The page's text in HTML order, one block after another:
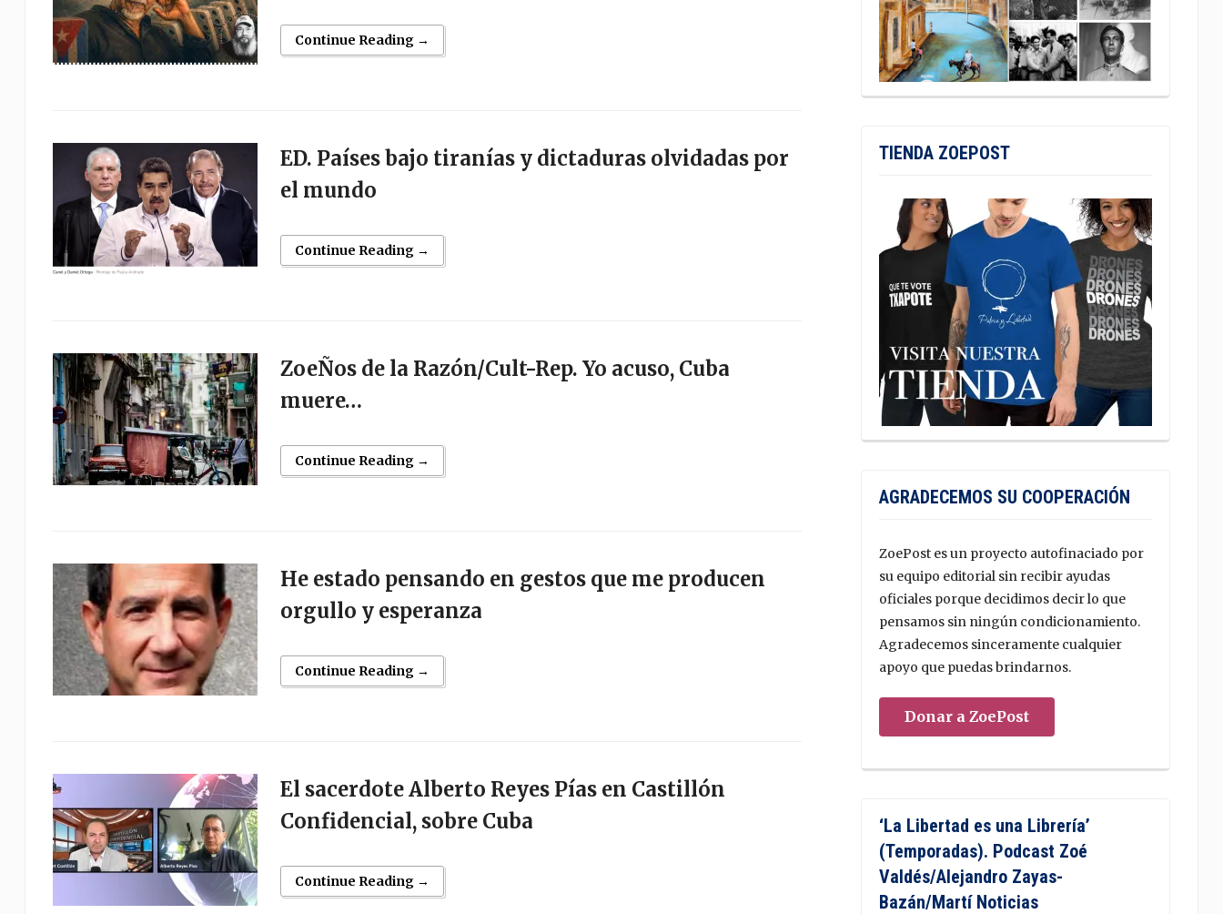
Continue Reading →
ED. Países bajo tiranías y dictaduras olvidadas por
el mundo
Continue Reading →
ZoeÑos de la Razón/Cult-Rep. Yo acuso, Cuba
muere…
Continue Reading →
He estado pensando en gestos que me producen
orgullo y esperanza
Continue Reading →
El sacerdote Alberto Reyes Pías en Castillón
Confidencial, sobre Cuba
Continue Reading →
TIENDA ZOEPOST
AGRADECEMOS SU COOPERACIÓN
ZoePost es un proyecto autofinaciado por
su equipo editorial sin recibir ayudas
oficiales porque decidimos decir lo que
pensamos sin ningún condicionamiento.
Agradecemos sinceramente cualquier
apoyo que puedas brindarnos.
Donar a ZoePost
‘La Libertad es una Librería’
(Temporadas). Podcast Zoé
Valdés/Alejandro Zayas-
Bazán/Martí Noticias